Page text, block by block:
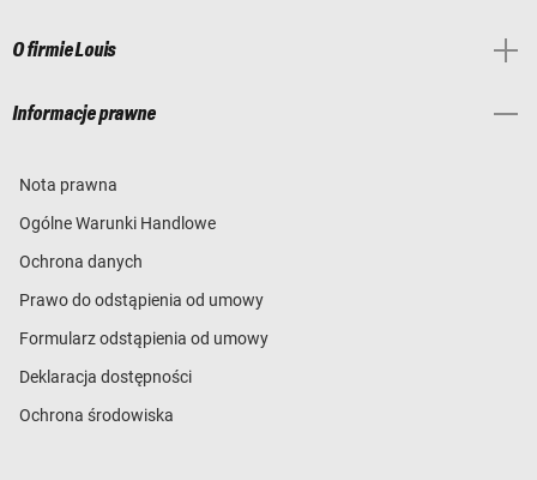
O firmie Louis
Informacje prawne
Nota prawna
Ogólne Warunki Handlowe
Ochrona danych
Prawo do odstąpienia od umowy
Formularz odstąpienia od umowy
Deklaracja dostępności
Ochrona środowiska